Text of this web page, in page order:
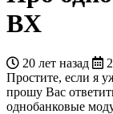
BX
20 лет назад
Простите, если я
прошу Вас
однобанковые